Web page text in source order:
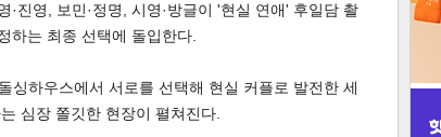
진영, 보민·정명, 시영·방글이 '현실 연애' 후일담 촬
하는 최종 선택에 돌입한다.
싱하우스에서 서로를 선택해 현실 커플로 발전한 세
심장 쫄깃한 현장이 펼쳐진다.